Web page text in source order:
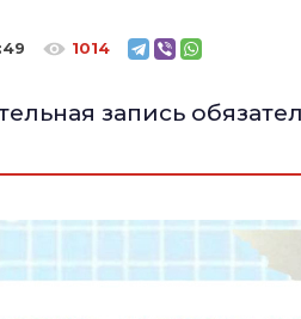
1014
запись